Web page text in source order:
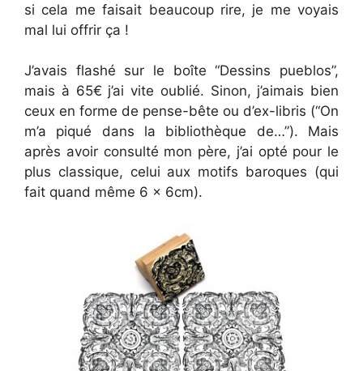
si cela me faisait beaucoup rire, je me voyais
mal lui offrir ça !
J’avais flashé sur le boîte “Dessins pueblos”,
mais à 65€ j’ai vite oublié. Sinon, j’aimais bien
ceux en forme de pense-bête ou d’ex-libris (“On
m’a piqué dans la bibliothèque de…”). Mais
après avoir consulté mon père, j’ai opté pour le
plus classique, celui aux motifs baroques (qui
fait quand même 6 x 6cm).